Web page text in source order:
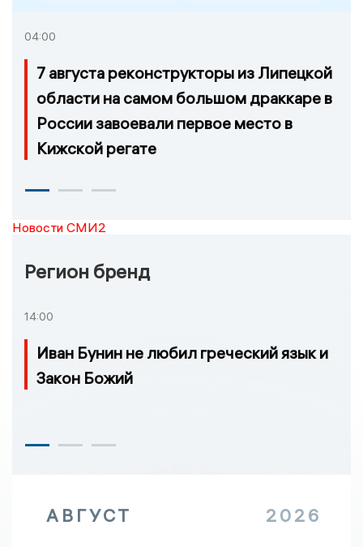
04:00
7 августа реконструкторы из Липецкой
области на самом большом драккаре в
России завоевали первое место в
Кижской регате
Новости СМИ2
Регион бренд
14:00
Иван Бунин не любил греческий язык и
Закон Божий
АВГУСТ 2026